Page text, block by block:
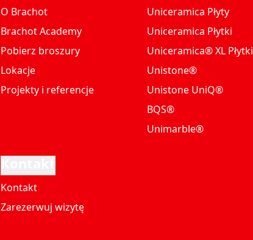
O Brachot
Brachot Academy
Pobierz broszury
Lokacje
Projekty i referencje
Uniceramica Płyty
Uniceramica Płytki
Uniceramica® XL Płytki
Unistone®
Unistone UniQ®
BQS®
Unimarble®
Kontakt
Zarezerwuj wizytę